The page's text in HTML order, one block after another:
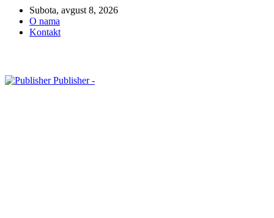
Subota, avgust 8, 2026
O nama
Kontakt
Publisher -